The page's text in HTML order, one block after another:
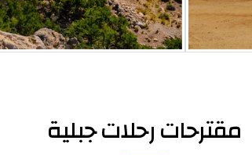
مقترحات رحلات جبلية